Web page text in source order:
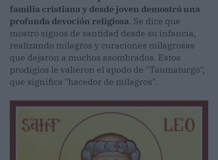
familia cristiana y desde joven demostró una
profunda devoción religiosa. Se dice que
mostró signos de santidad desde su infancia,
realizando milagros y curaciones milagrosas
que dejaron a muchos asombrados. Estos
prodigios le valieron el apodo de "Taumaturgo",
que significa "hacedor de milagros".